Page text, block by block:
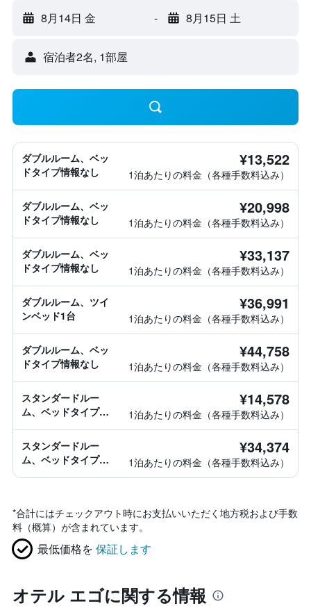
8月14日 金 - 8月15日 土
宿泊者2名, 1​部屋
ダブルルーム、ベッ
ドタイプ情報なし
¥13,522
1泊あたりの料金（各種手数料込み）
ダブルルーム、ベッ
ドタイプ情報なし
¥20,998
1泊あたりの料金（各種手数料込み）
ダブルルーム、ベッ
ドタイプ情報なし
¥33,137
1泊あたりの料金（各種手数料込み）
ダブルルーム、ツイ
ンベッド1台
¥36,991
1泊あたりの料金（各種手数料込み）
ダブルルーム、ベッ
ドタイプ情報なし
¥44,758
1泊あたりの料金（各種手数料込み）
スタンダードルー
ム、ベッドタイプ情
¥14,578
1泊あたりの料金（各種手数料込み）
スタンダードルー
ム、ベッドタイプ情
¥34,374
1泊あたりの料金（各種手数料込み）
*合計にはチェックアウト時にお支払いいただく地方税および手数
料（概算）が含まれています。
最低価格を 保証します
オテル エゴに関する情報